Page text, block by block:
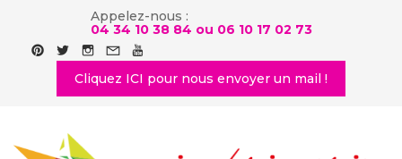
Appelez-nous :
04 34 10 38 84 ou 06 10 17 02 73
Cliquez ICI pour nous envoyer un mail !